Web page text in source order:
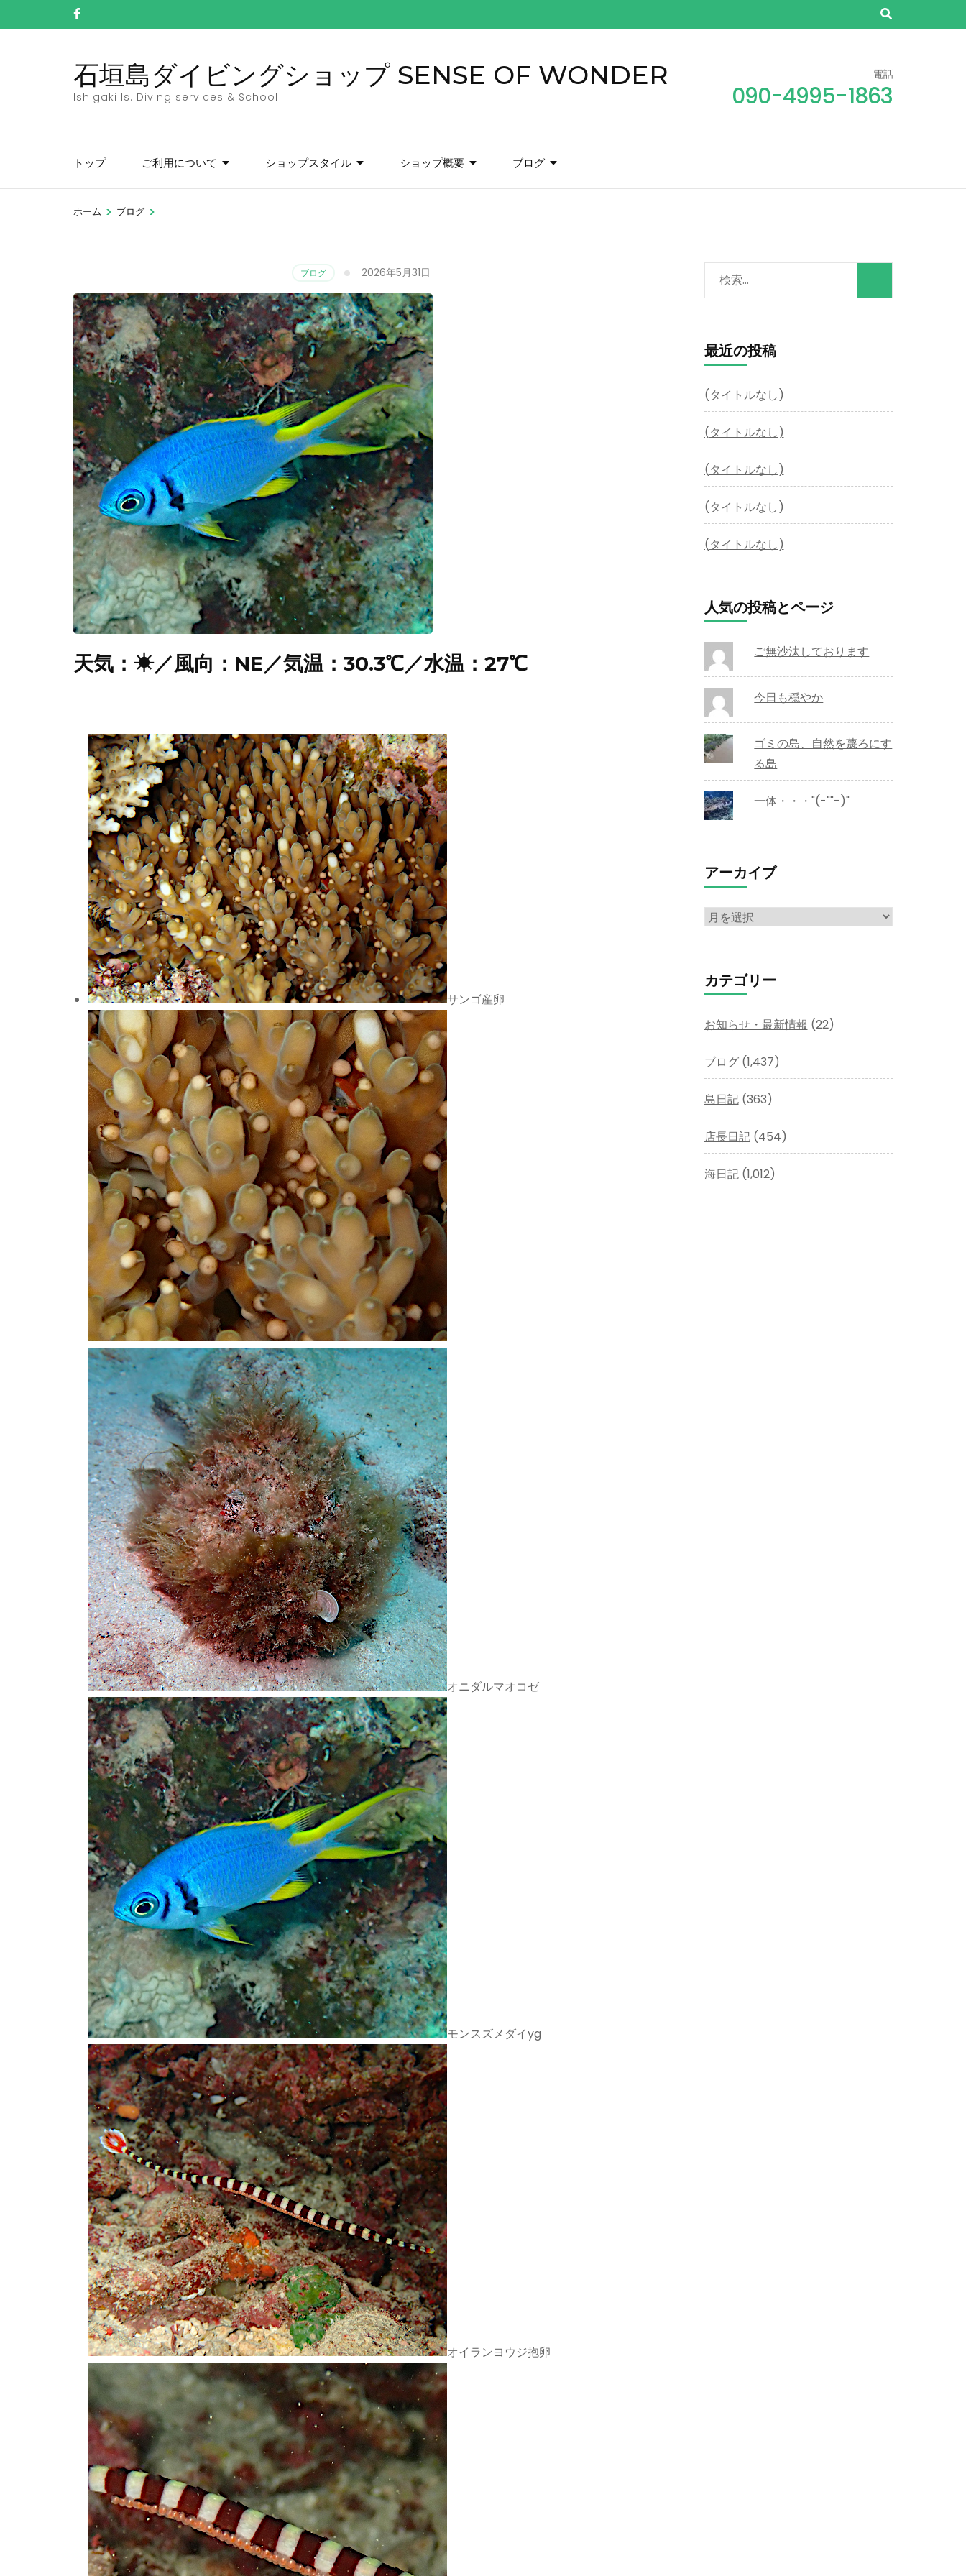
ン
プ
石垣島ダイビングショップ SENSE OF WONDER
Ishigaki Is. Diving services & School
電話
090-4995-1863
トップ ご利用について ショップスタイル ショップ概要 ブログ
ホーム > ブログ >
ブログ 2026年5月31日
天気：☀／風向：NE／気温：30.3℃／水温：27℃
サンゴ産卵
オニダルマオコゼ
モンスズメダイyg
オイランヨウジ抱卵
検
索:
最近の投稿
(タイトルなし)
(タイトルなし)
(タイトルなし)
(タイトルなし)
(タイトルなし)
人気の投稿とページ
ご無沙汰しております
今日も穏やか
ゴミの島、自然を蔑ろにす
る島
一体・・・"(-""-)"
アーカイブ
ア
イ
ブ
カテゴリー
お知らせ・最新情報 (22)
ブログ(1,437)
島日記(363)
店長日記(454)
海日記(1,012)